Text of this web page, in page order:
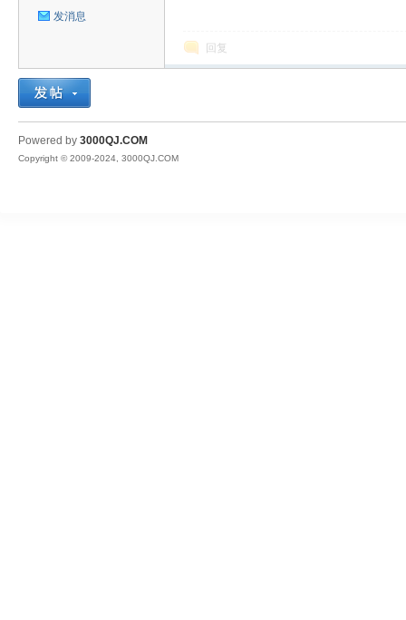
QJ
发消息
回复
Powered by 3000QJ.COM
Copyright © 2009-2024, 3000QJ.COM